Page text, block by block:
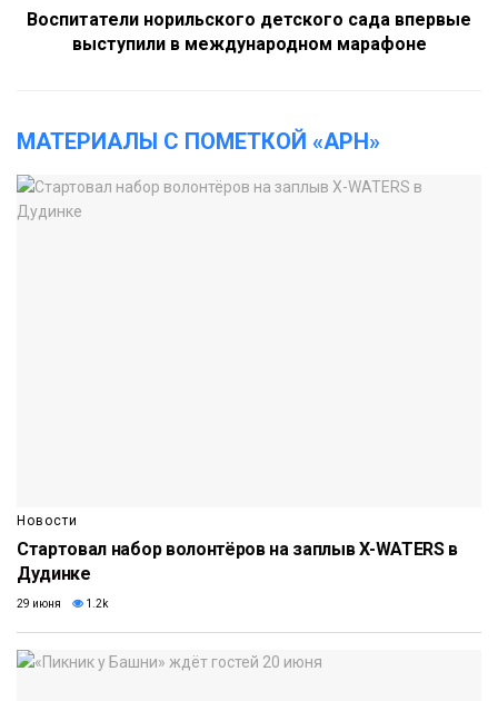
Воспитатели норильского детского сада впервые
выступили в международном марафоне
МАТЕРИАЛЫ С ПОМЕТКОЙ «АРН»
Новости
Стартовал набор волонтёров на заплыв X-WATERS в
Дудинке
29 июня 1.2k